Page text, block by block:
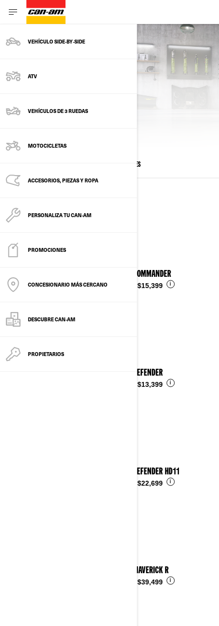
VEHÍCULO SIDE‑BY‑SIDE
ATV
VEHÍCULOS DE 3 RUEDAS
MOTOCICLETAS
ACCESORIOS, PIEZAS Y ROPA
PERSONALIZA TU CAN‑AM
PROMOCIONES
CONCESIONARIO MÁS CERCANO
DESCUBRE CAN‑AM
PROPIETARIOS
JOVENES
Ver detalles
2026 COMMANDER
$15,399 i
2026 DEFENDER
$13,399 i
2026 DEFENDER HD11
$22,699 i
2026 MAVERICK R
$39,499 i